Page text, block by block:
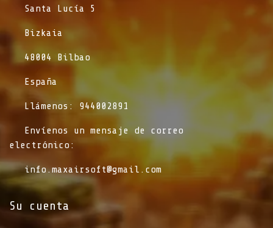
​Santa Lucía 5
​Bizkaia
​48004 Bilbao
​España
​Llámenos: 944002891
​Envíenos un mensaje de correo
electrónico:
info.maxairsoft@gmail.com
Su cuenta